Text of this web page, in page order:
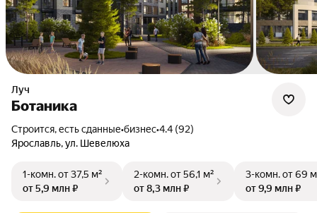
Луч
Ботаника
Строится, есть сданные•бизнес•4.4 (92)
Ярославль, ул. Шевелюха
1-комн.от 37,5 м²
от 5,9 млн ₽
2-комн.от 56,1 м²
от 8,3 млн ₽
3-комн.от 69
от 9,9 млн ₽